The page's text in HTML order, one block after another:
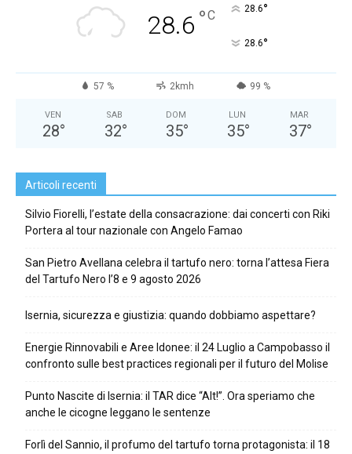
28.6 °C 28.6°
28.6°
57 % 2kmh 99 %
VEN
28°
SAB
32°
DOM
35°
LUN
35°
MAR
37°
Articoli recenti
Silvio Fiorelli, l’estate della consacrazione: dai concerti con Riki
Portera al tour nazionale con Angelo Famao
San Pietro Avellana celebra il tartufo nero: torna l’attesa Fiera
del Tartufo Nero l’8 e 9 agosto 2026
Isernia, sicurezza e giustizia: quando dobbiamo aspettare?
Energie Rinnovabili e Aree Idonee: il 24 Luglio a Campobasso il
confronto sulle best practices regionali per il futuro del Molise
Punto Nascite di Isernia: il TAR dice “Alt!”. Ora speriamo che
anche le cicogne leggano le sentenze
Forlì del Sannio, il profumo del tartufo torna protagonista: il 18